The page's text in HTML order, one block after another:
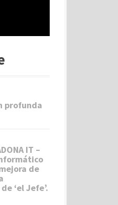
profunda
IT –
de
‘el Jefe’.